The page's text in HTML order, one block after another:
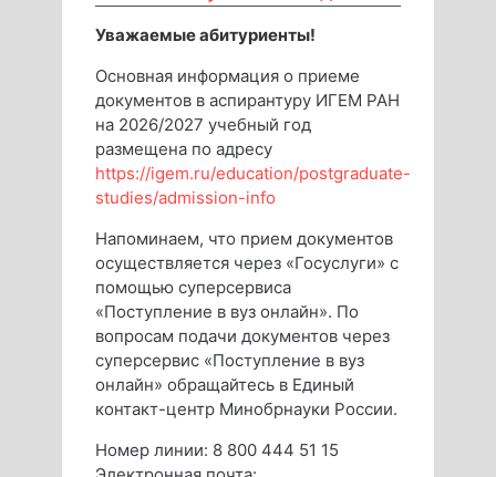
Уважаемые абитуриенты!
Основная информация о приеме
документов в аспирантуру ИГЕМ РАН
на 2026/2027 учебный год
размещена по адресу
https://igem.ru/education/postgraduate-
studies/admission-info
Напоминаем, что прием документов
осуществляется через «Госуслуги» с
помощью суперсервиса
«Поступление в вуз онлайн». По
вопросам подачи документов через
суперсервис «Поступление в вуз
онлайн» обращайтесь в Единый
контакт-центр Минобрнауки России.
Номер линии: 8 800 444 51 15